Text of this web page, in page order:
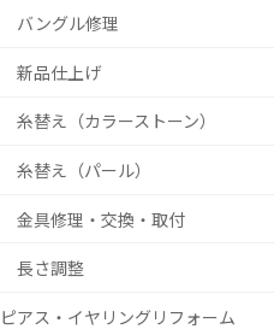
バングル修理
新品仕上げ
糸替え（カラーストーン）
糸替え（パール）
金具修理・交換・取付
長さ調整
ピアス・イヤリングリフォーム